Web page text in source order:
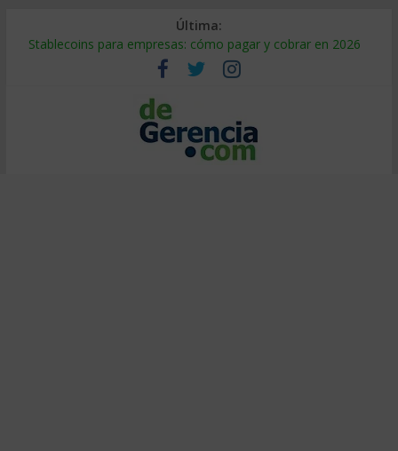
Última:
Stablecoins para empresas: cómo pagar y cobrar en 2026
Despido silencioso: qué es y por qué sale tan caro
IA en selección de personal: cómo auditarla a tiempo
Trabajo forzoso en la cadena de suministro: qué hacer
Mercado hispano de EE. UU.: cómo segmentarlo y venderle